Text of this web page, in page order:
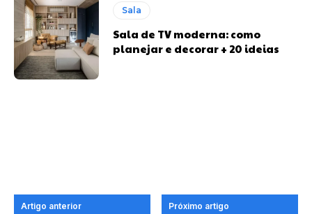
Sala
Sala de TV moderna: como
planejar e decorar + 20 ideias
Artigo anterior Próximo artigo